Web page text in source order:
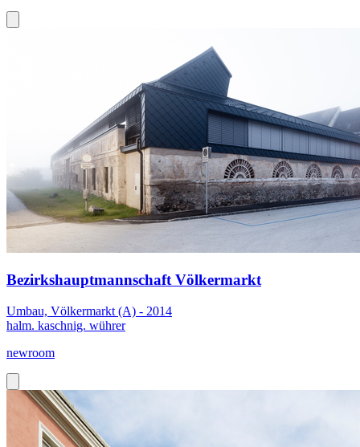
Bezirkshauptmannschaft Völkermarkt
Umbau, Völkermarkt (A) - 2014
halm. kaschnig. wührer
newroom